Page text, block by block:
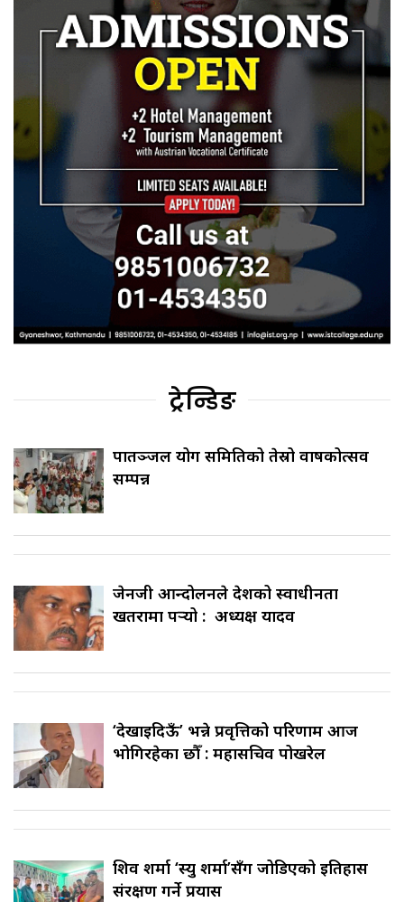
ट्रेन्डिङ
पातञ्जल योग समितिको तेस्रो वार्षिकोत्सव
सम्पन्न
जेनजी आन्दोलनले देशको स्वाधीनता
खतरामा पर्‍यो : अध्यक्ष यादव
‘देखाइदिऊँ’ भन्ने प्रवृत्तिको परिणाम आज
भोगिरहेका छौँ : महासचिव पोखरेल
शिव शर्मा ‘स्यु शर्मा’सँग जोडिएको इतिहास
संरक्षण गर्ने प्रयास